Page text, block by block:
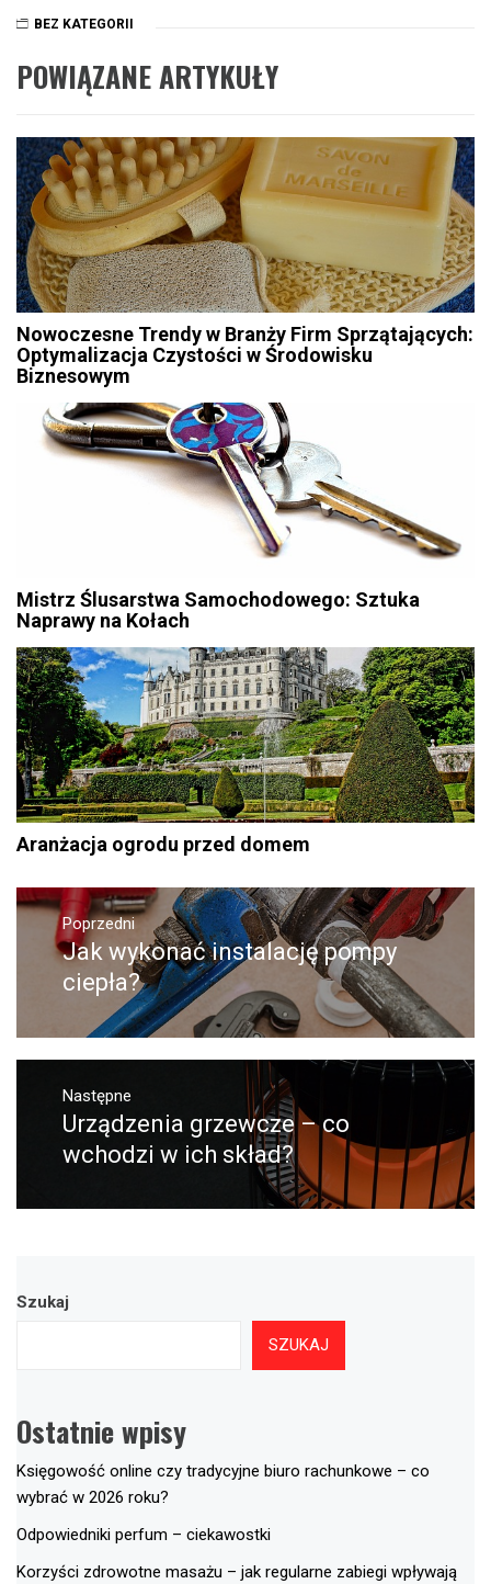
BEZ KATEGORII
POWIĄZANE ARTYKUŁY
Nowoczesne Trendy w Branży Firm Sprzątających:
Optymalizacja Czystości w Środowisku
Biznesowym
Mistrz Ślusarstwa Samochodowego: Sztuka
Naprawy na Kołach
Aranżacja ogrodu przed domem
Nawigacja
wpisuPoprzedni
Poprzedni
wpis:
Jak wykonać instalację pompy
ciepła?
Następne
Następny
post:
Urządzenia grzewcze – co
wchodzi w ich skład?
Szukaj
SZUKAJ
Ostatnie wpisy
Księgowość online czy tradycyjne biuro rachunkowe – co
wybrać w 2026 roku?
Odpowiedniki perfum – ciekawostki
Korzyści zdrowotne masażu – jak regularne zabiegi wpływają